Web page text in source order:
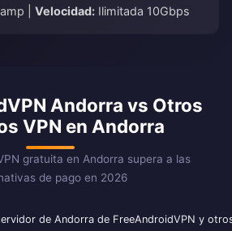
| Velocidad:Ilimitada 10Gbps
Andorra vs Otros
VPN en Andorra
gratuita en Andorra supera a las
de pago en 2026
de Andorra de FreeAndroidVPN y